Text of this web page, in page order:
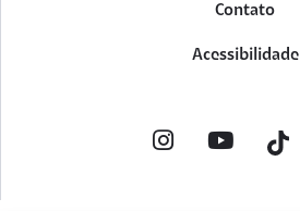
Contato
Acessibilidade